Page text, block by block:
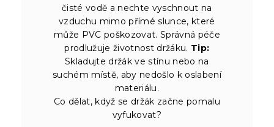
čisté vodě a nechte vyschnout na
vzduchu mimo přímé slunce, které
může PVC poškozovat. Správná péče
prodlužuje životnost držáku. Tip:
Skladujte držák ve stínu nebo na
suchém místě, aby nedošlo k oslabení
materiálu.
Co dělat, když se držák začne pomalu
vyfukovat?